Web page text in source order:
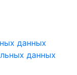
данных
данных